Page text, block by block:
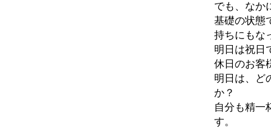
でも、なか
基礎の状態
持ちにもな
明日は祝日
休日のお客
明日は、ど
か？
自分も精一
す。